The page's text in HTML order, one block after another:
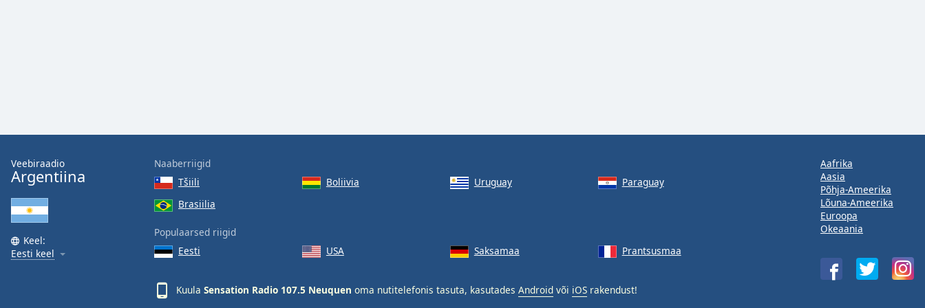
modal
Beginning
dialog
Escape
will
Veebiraadio
Argentiina
Keel:
Eesti keel
Naaberriigid
Tšiili
Boliivia Uruguay
Paraguay
Brasiilia
Populaarsed riigid
Eesti
USA Saksamaa Prantsusmaa
Kuula Sensation Radio 107.5 Neuquen oma nutitelefonis tasuta, kasutades Android või iOS rakendust!
Aafrika
Aasia
Põhja-Ameerika
Lõuna-Ameerika
Euroopa
Okeaania